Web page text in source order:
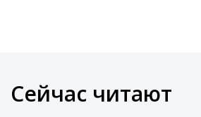
Сейчас читают